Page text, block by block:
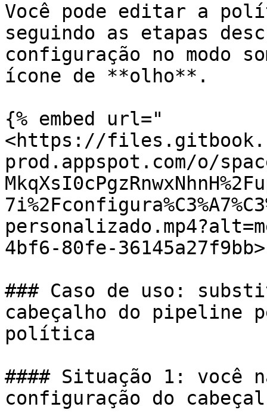
Você pode editar a
seguindo as etapas
configuração no modo
ícone de **olho**.
{% embed url="
<https://
prod.appspot.com/o/
4bf6-80fe-
### Caso de uso:
cabeçalho do pipeline
política
#### Situação 1: você
configuração do